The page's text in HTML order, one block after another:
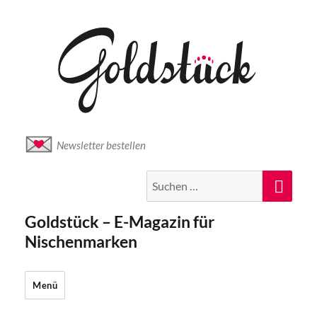
Newsletter bestellen
nach:
Goldstück – E-Magazin für
Nischenmarken
Menü